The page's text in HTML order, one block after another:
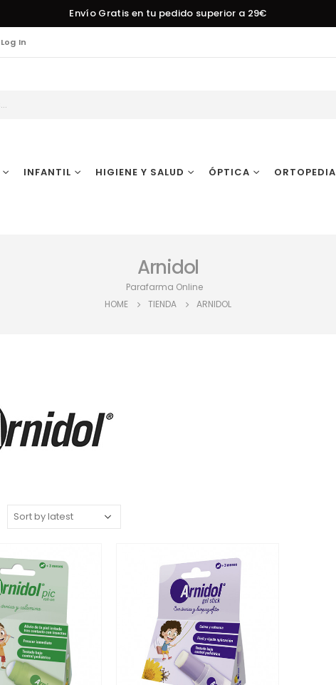
Envío Gratis en tu pedido superior a 29€
Log In
INFANTIL HIGIENE Y SALUD ÓPTICA ORTOPEDIA
Arnidol
Parafarma Online
HOME
TIENDA ARNIDOL